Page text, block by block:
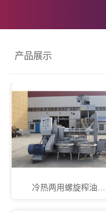
产品展示
冷热两用螺旋榨油…